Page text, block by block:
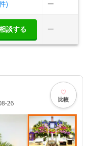
) ー
談する ー
26 比較